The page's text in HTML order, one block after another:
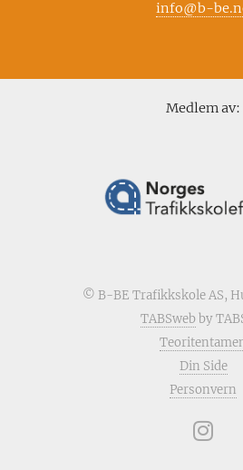
info@b-
Medlem av:
© B-BE Trafikkskole AS,
TABSwebby
Din Side
Personvern